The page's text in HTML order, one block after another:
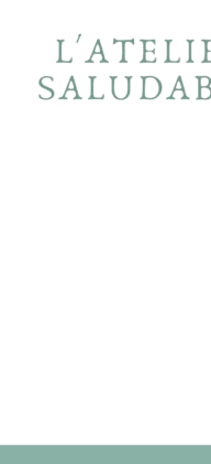
contenido